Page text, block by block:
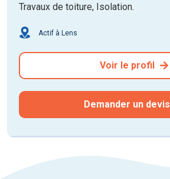
Travaux de toiture, Isolation.
Actif à Lens
Voir le profil
Demander un devis